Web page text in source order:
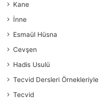
Kane
İnne
Esmaül Hüsna
Cevşen
Hadis Usulü
Tecvid Dersleri Örnekleriyle
Tecvid